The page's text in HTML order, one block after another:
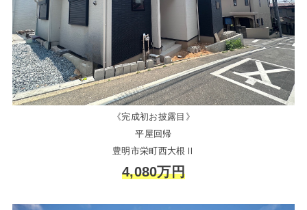
《完成初お披露目》
平屋回帰
豊明市栄町西大根Ⅱ
4,080万円